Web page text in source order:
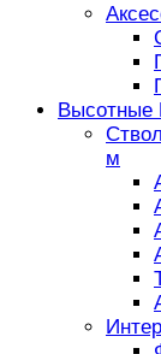
Высотные
м